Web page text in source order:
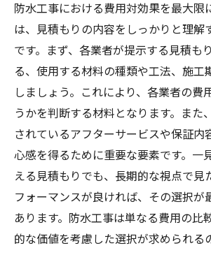
防水工事における費用対効果を最大限
は、見積もりの内容をしっかりと理解
です。まず、各業者が提示する見積も
る、使用する材料の種類や工法、施工
しましょう。これにより、各業者の費
うかを判断する材料となります。また
されているアフターサービスや保証内
心感を得るために重要な要素です。一
える見積もりでも、長期的な視点で見
フォーマンスが良ければ、その選択が
あります。防水工事は単なる費用の比
的な価値を考慮した選択が求められる